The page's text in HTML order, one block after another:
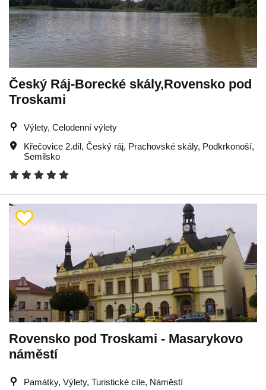
Český Ráj-Borecké skály,Rovensko pod
Troskami
Výlety, Celodenní výlety
Křečovice 2.díl, Český ráj, Prachovské skály, Podkrkonoší,
Semilsko
Rovensko pod Troskami - Masarykovo
náměstí
Památky, Výlety, Turistické cíle, Náměstí